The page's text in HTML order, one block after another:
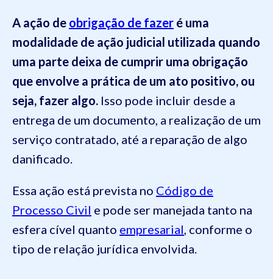
A ação de obrigação de fazer é uma
modalidade de ação judicial utilizada quando
uma parte deixa de cumprir uma obrigação
que envolve a prática de um ato positivo, ou
seja, fazer algo. Isso pode incluir desde a
entrega de um documento, a realização de um
serviço contratado, até a reparação de algo
danificado.
Essa ação está prevista no Código de
Processo Civil e pode ser manejada tanto na
esfera cível quanto empresarial , conforme o
tipo de relação jurídica envolvida.